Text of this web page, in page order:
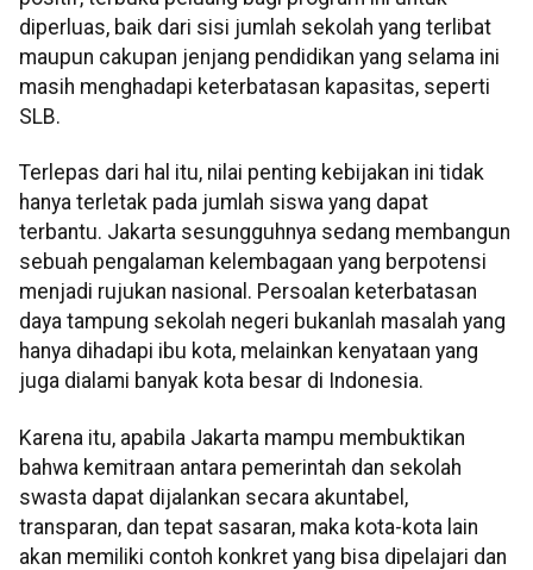
diperluas, baik dari sisi jumlah sekolah yang terlibat
maupun cakupan jenjang pendidikan yang selama ini
masih menghadapi keterbatasan kapasitas, seperti
SLB.
Terlepas dari hal itu, nilai penting kebijakan ini tidak
hanya terletak pada jumlah siswa yang dapat
terbantu. Jakarta sesungguhnya sedang membangun
sebuah pengalaman kelembagaan yang berpotensi
menjadi rujukan nasional. Persoalan keterbatasan
daya tampung sekolah negeri bukanlah masalah yang
hanya dihadapi ibu kota, melainkan kenyataan yang
juga dialami banyak kota besar di Indonesia.
Karena itu, apabila Jakarta mampu membuktikan
bahwa kemitraan antara pemerintah dan sekolah
swasta dapat dijalankan secara akuntabel,
transparan, dan tepat sasaran, maka kota-kota lain
akan memiliki contoh konkret yang bisa dipelajari dan